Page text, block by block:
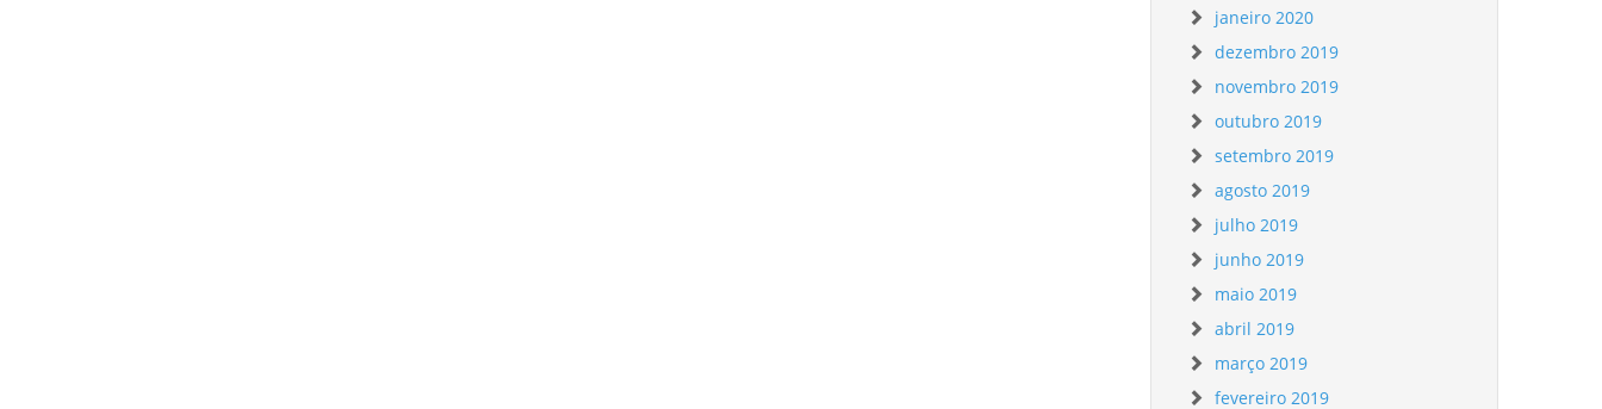
janeiro 2020
dezembro 2019
novembro 2019
outubro 2019
setembro 2019
agosto 2019
julho 2019
junho 2019
maio 2019
abril 2019
março 2019
fevereiro 2019